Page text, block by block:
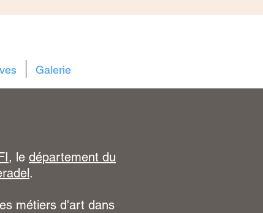
Galerie
, le département du
.
métiers d'art dans